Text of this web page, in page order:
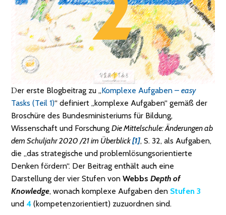
Der erste Blogbeitrag zu „Komplexe Aufgaben –easy
Tasks (Teil 1)“ definiert „komplexe Aufgaben“ gemäß der
Broschüre des Bundesministeriums für Bildung,
Wissenschaft und ForschungDie Mittelschule: Änderungen ab
dem Schuljahr 2020 /21 im Überblick[1], S. 32, als Aufgaben,
die „das strategische und problemlösungsorientierte
Denken fördern“. Der Beitrag enthält auch eine
Darstellung der vier Stufen vonWebbsDepth of
Knowledge, wonach komplexe Aufgaben den Stufen 3
und4(kompetenzorientiert) zuzuordnen sind.